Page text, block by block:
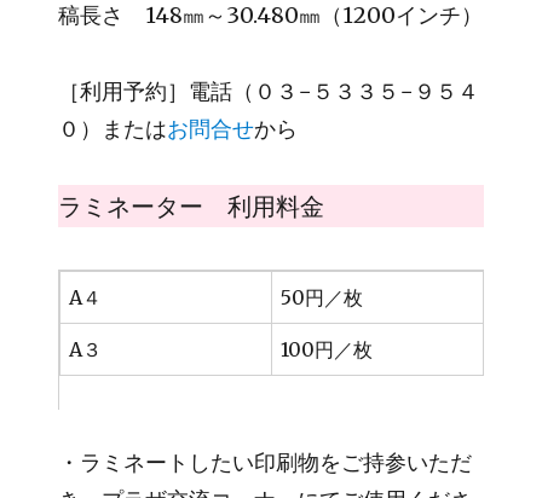
稿長さ 148㎜～30.480㎜（1200インチ）
［利用予約］電話（０３−５３３５−９５４
０）またはお問合せから
ラミネーター 利用料金
A４ 50円／枚
A３ 100円／枚
・ラミネートしたい印刷物をご持参いただ